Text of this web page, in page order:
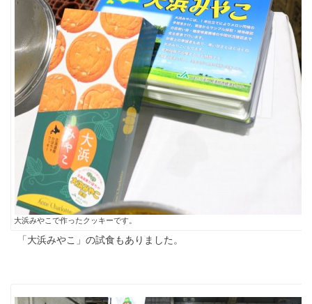
大浜みやこで作ったクッキーです。
「大浜みやこ」の試食もありました。